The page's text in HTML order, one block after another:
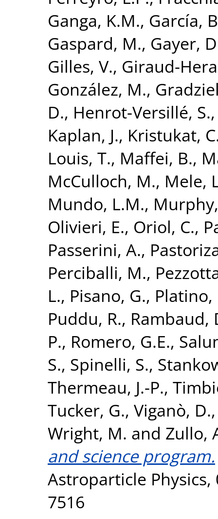
Ganga, K.M., García,
Gaspard, M., Gayer,
Gilles, V., Giraud-
González, M.,
D., Henrot-Versillé, S.
Kaplan, J., Kristukat,
Louis, T., Maffei, B.,
McCulloch, M., Mele,
Mundo, L.M.,
Olivieri, E., Oriol, C.,
Passerini, A.,
Perciballi, M.,
L., Pisano, G., Platino,
Puddu, R., Rambaud,
P., Romero, G.E.,
S., Spinelli, S.,
Thermeau, J.-P.,
Tucker, G., Viganò, D.
Wright, M. and Zullo,
and science program.
Astroparticle Physics,
7516